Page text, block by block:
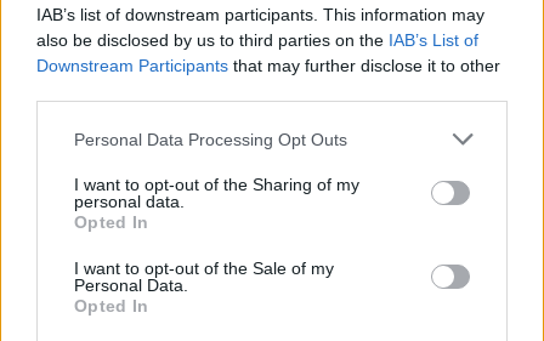
IAB’s list of downstream participants. This information may
also be disclosed by us to third parties on the IAB’s List of
Downstream Participants that may further disclose it to other
Personal Data Processing Opt Outs
I want to opt-out of the Sharing of my
personal data.
Opted In
I want to opt-out of the Sale of my
Personal Data.
Opted In
MEGTEKINTEM MEGTEKINTEM